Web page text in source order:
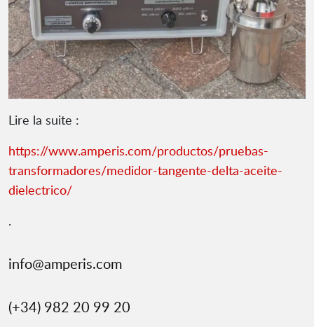
Lire la suite :
https://www.amperis.com/productos/pruebas-
transformadores/medidor-tangente-delta-aceite-
dielectrico/
.
info@amperis.com
(+34) 982 20 99 20